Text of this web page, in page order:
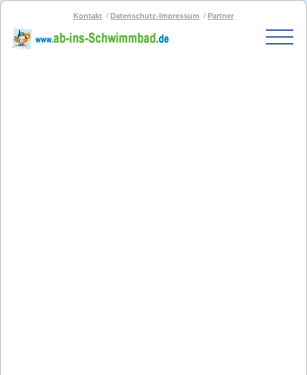
Kontakt Datenschutz-Impressum Partner